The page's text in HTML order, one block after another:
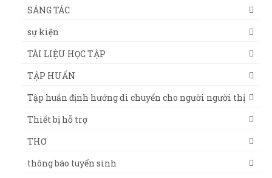
SÁNG TÁC
sự kiện
TÀI LIỆU HỌC TẬP
TẬP HUẤN
Tập huấn định hướng di chuyển cho người người thị
Thiết bị hỗ trợ
THƠ
thông báo tuyển sinh